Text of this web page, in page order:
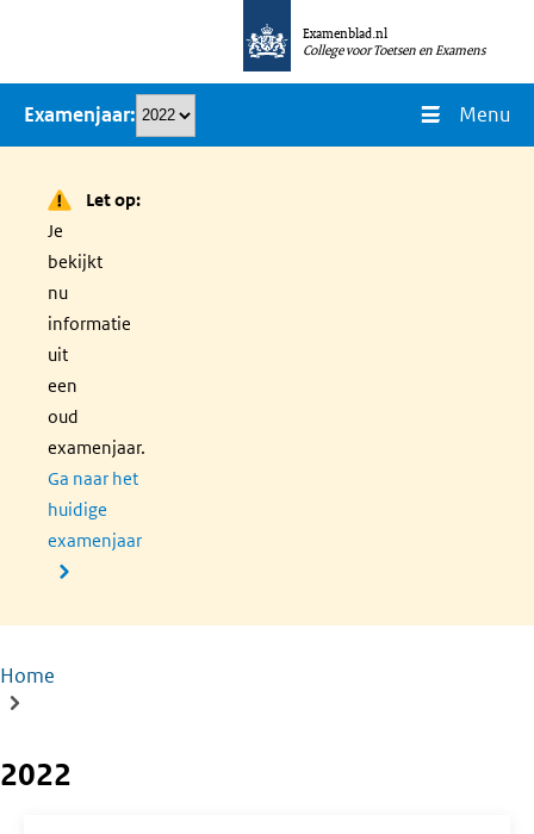
naar
inhoud
Examenblad.nl
College voor Toetsen en Examens
Examenjaar Menu
Let op:
Je
bekijkt
nu
informatie
uit
een
oud
examenjaar.
Ga naar het
huidige
examenjaar
Kruimelpad
Home
2022